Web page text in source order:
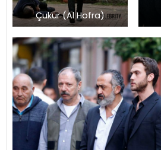
Çukur (Al Hofra)